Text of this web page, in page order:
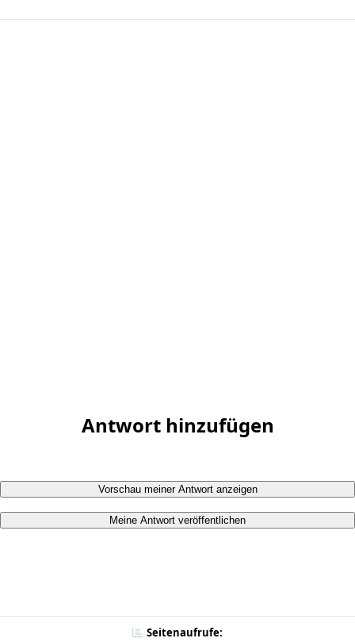
Antwort hinzufügen
Vorschau meiner Antwort anzeigen
Meine Antwort veröffentlichen
Seitenaufrufe: